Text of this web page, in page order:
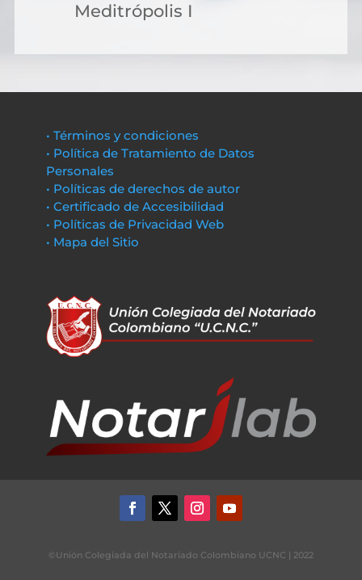
Meditrópolis I
• Términos y condiciones
• Política de Tratamiento de Datos
Personales
• Políticas de derechos de autor
• Certificado de Accesibilidad
• Políticas de Privacidad Web
• Mapa del Sitio
©Unión Colegiada del Notariado Colombiano UCNC | 2022